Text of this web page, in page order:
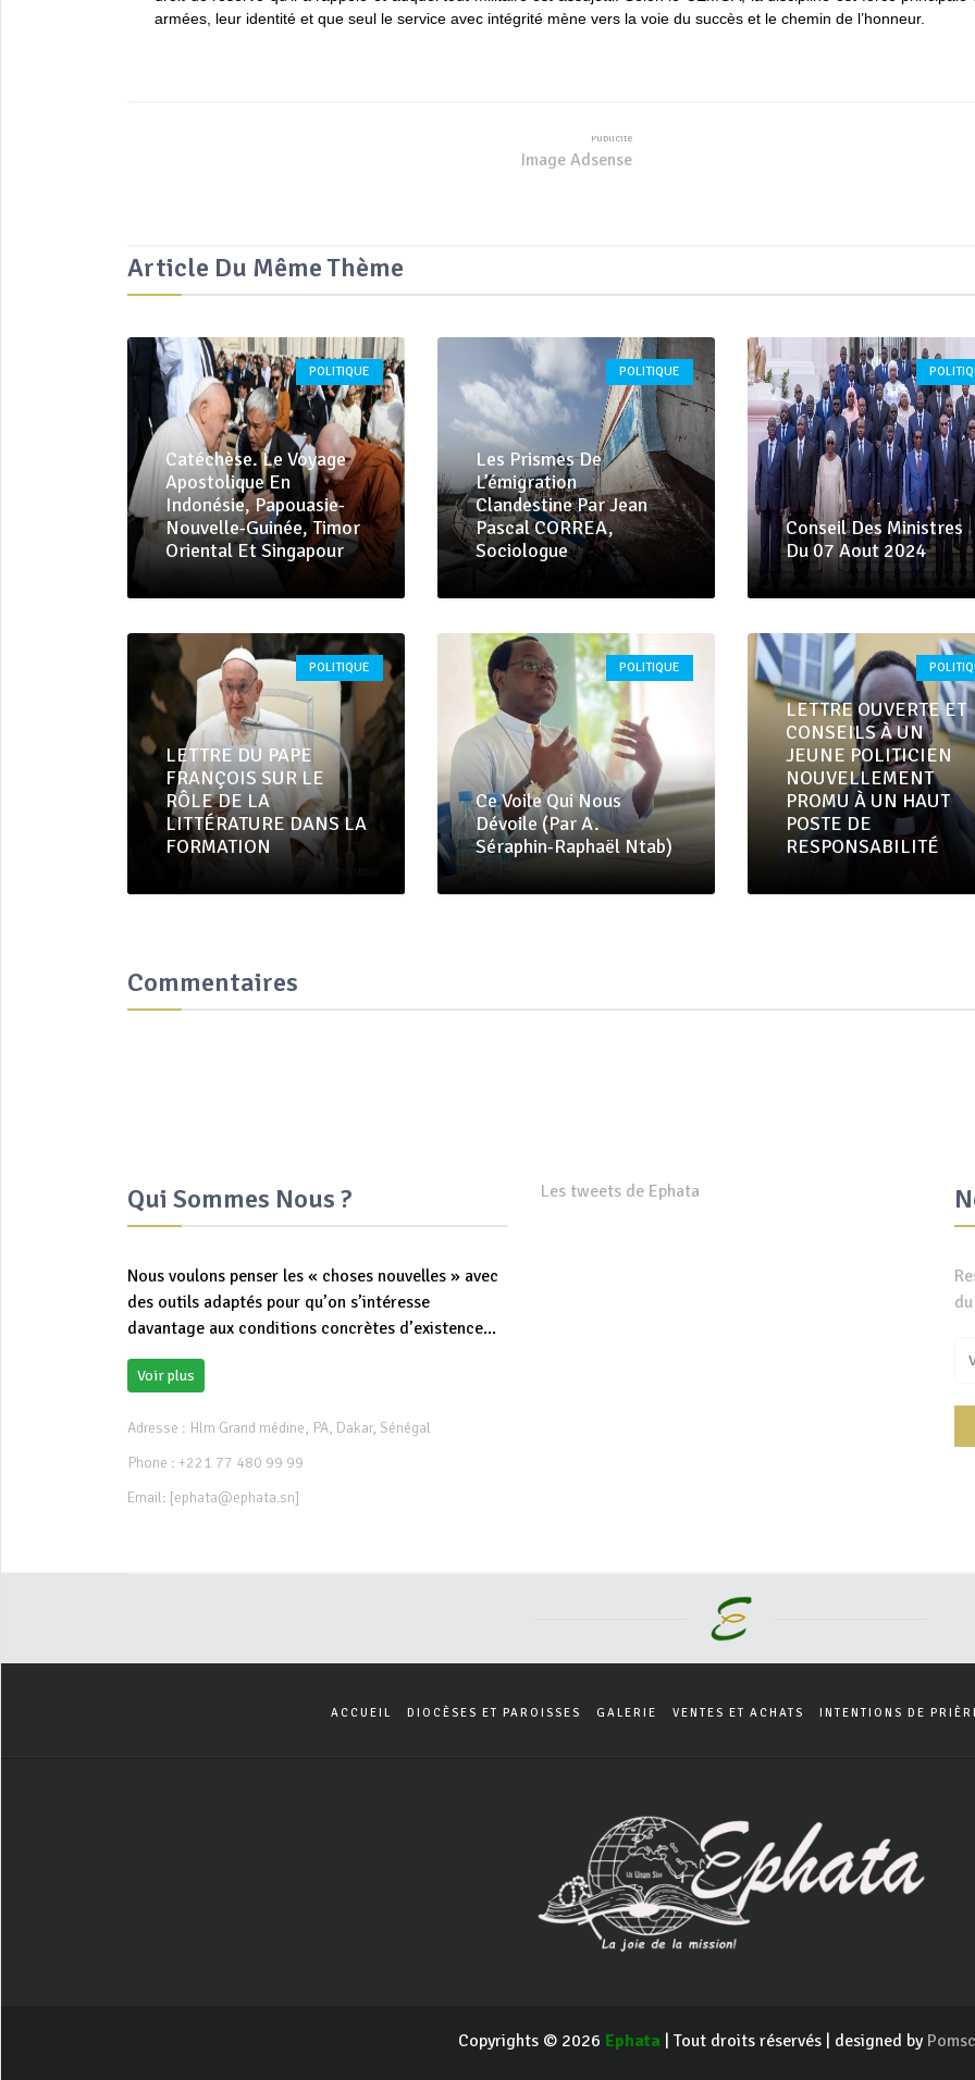
armées, leur identité et que seul le service avec intégrité mène vers la voie du succès et le chemin de l’honneur.
Image Adsense
Article Du Même Thème
POLITIQUE
Catéchèse. Le Voyage
Apostolique En
Indonésie, Papouasie-
Nouvelle-Guinée, Timor
Oriental Et Singapour
POLITIQUE
Les Prismes De
L’émigration
Clandestine Par Jean
Pascal CORREA,
Sociologue
Conseil Des Ministres
Du 07 Aout 2024
POLITIQUE
LETTRE DU PAPE
FRANÇOIS SUR LE
RÔLE DE LA
LITTÉRATURE DANS LA
FORMATION
POLITIQUE
Ce Voile Qui Nous
Dévoile (Par A.
Séraphin-Raphaël Ntab)
LETTRE OUVERTE ET
CONSEILS À UN
JEUNE POLITICIEN
NOUVELLEMENT
PROMU À UN HAUT
POSTE DE
RESPONSABILITÉ
Commentaires
Qui Sommes Nous ?
Nous voulons penser les « choses nouvelles » avec
des outils adaptés pour qu’on s’intéresse
davantage aux conditions concrètes d’existence...
Voir plus
Adresse : Hlm Grand médine, PA, Dakar, Sénégal
Phone : +221 77 480 99 99
Email: [ephata@ephata.sn]
Les tweets de Ephata
ACCUEIL DIOCÈSES ET PAROISSES GALERIE VENTES ET ACHATS INTENTIONS DE
Copyrights © 2026 Ephata | Tout droits réservés | designed by